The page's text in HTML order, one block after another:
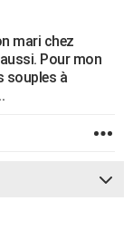
mari chez
Pour mon
souples à